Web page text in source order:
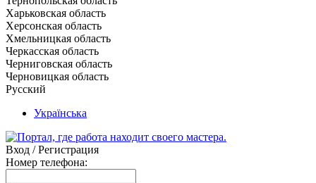
Харьковская область
Херсонская область
Хмельницкая область
Черкасская область
Черниговская область
Черновицкая область
Русский
Українська
Вход / Регистрация
Номер телефона: